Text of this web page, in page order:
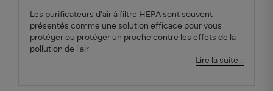
Les purificateurs d'air à filtre HEPA sont souvent
présentés comme une solution efficace pour vous
protéger ou protéger un proche contre les effets de la
pollution de l'air.
Lire la suite...